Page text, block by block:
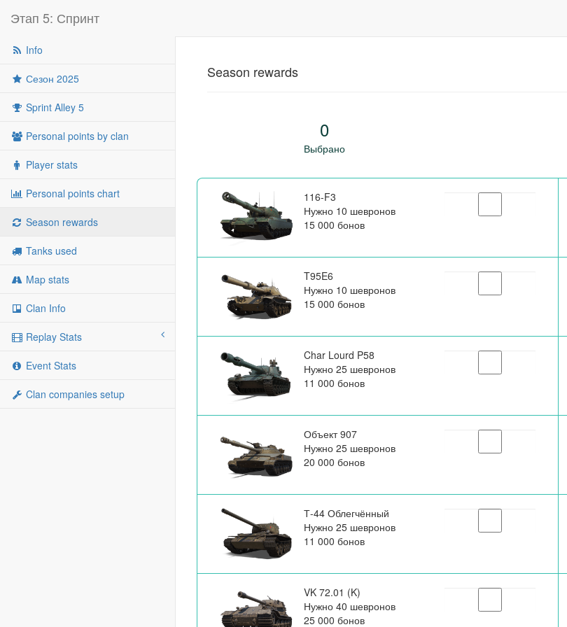
Этап 5: Спринт
Info
Сезон 2025
Sprint Alley 5
Personal points by clan
Player stats
Personal points chart
Season rewards
Tanks used
Map stats
Clan Info
Replay Stats
Event Stats
Clan companies setup
Season rewards
0
Выбрано
116-F3
Нужно 10 шевронов
15 000 бонов
T95E6
Нужно 10 шевронов
15 000 бонов
Char Lourd P58
Нужно 25 шевронов
11 000 бонов
Объект 907
Нужно 25 шевронов
20 000 бонов
Т-44 Облегчённый
Нужно 25 шевронов
11 000 бонов
VK 72.01 (K)
Нужно 40 шевронов
25 000 бонов